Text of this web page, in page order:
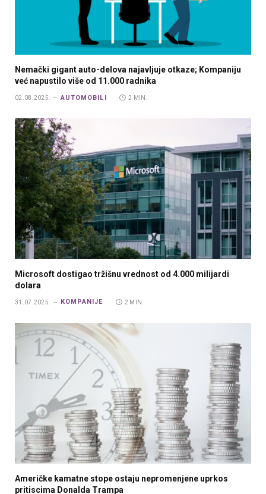
Nemački gigant auto-delova najavljuje otkaze; Kompaniju
već napustilo više od 11.000 radnika
02.08.2025. AUTOMOBILI 2 MIN.
Microsoft dostigao tržišnu vrednost od 4.000 milijardi
dolara
31.07.2025. KOMPANIJE 2 MIN.
Američke kamatne stope ostaju nepromenjene uprkos
pritiscima Donalda Trampa